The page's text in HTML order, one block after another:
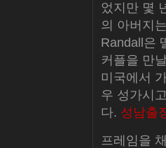
었지만 몇
의 아버지
Randall은
커플을 만
미국에서
우 성가시
다. 성남출
프레임을